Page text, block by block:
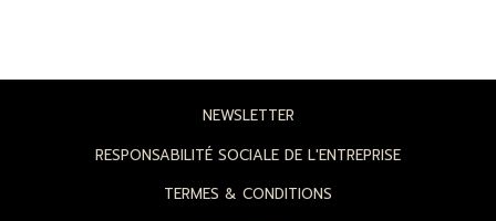
NEWSLETTER
RESPONSABILITÉ SOCIALE DE L'ENTREPRISE
TERMES & CONDITIONS